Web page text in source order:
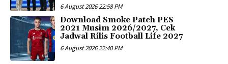
6 August 2026 22:58 PM
Download Smoke Patch PES
2021 Musim 2026/2027, Cek
Jadwal Rilis Football Life 2027
6 August 2026 22:40 PM